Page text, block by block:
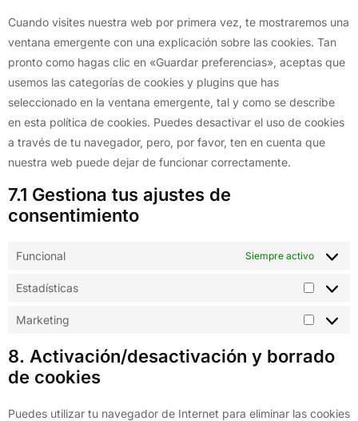
Cuando visites nuestra web por primera vez, te mostraremos una
ventana emergente con una explicación sobre las cookies. Tan
pronto como hagas clic en «Guardar preferencias», aceptas que
usemos las categorías de cookies y plugins que has
seleccionado en la ventana emergente, tal y como se describe
en esta política de cookies. Puedes desactivar el uso de cookies
a través de tu navegador, pero, por favor, ten en cuenta que
nuestra web puede dejar de funcionar correctamente.
7.1 Gestiona tus ajustes de
consentimiento
Funcional Siempre activo
Estadísticas
Marketing
8. Activación/desactivación y borrado
de cookies
Puedes utilizar tu navegador de Internet para eliminar las cookies